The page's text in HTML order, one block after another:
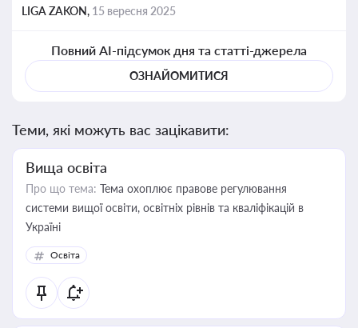
LIGA ZAKON, 15 вересня 2025
Повний AI-підсумок дня та статті-джерела
ОЗНАЙОМИТИСЯ
Теми, які можуть вас зацікавити:
Вища освіта
Про що тема: Тема охоплює правове регулювання
системи вищої освіти, освітніх рівнів та кваліфікацій в
Україні
Освіта